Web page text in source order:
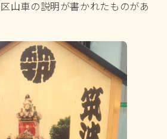
山車の説明が書かれたものがあ